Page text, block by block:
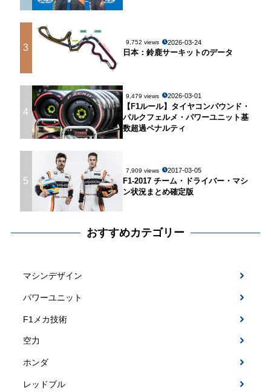
3 9,752 views 2026-03-24
日本：鈴鹿サーキットのデータ
4
9,479 views 2026-03-01
【F1ルール】タイヤコンパウンド・
パルクフェルメ・パワーユニット基
数超過ペナルティ
5
7,909 views 2017-03-05
F1-2017 チーム・ドライバー・マシ
ン状況まとめ確定版
おすすめカテゴリー
マシンデザイン
パワーユニット
F1メカ技術
空力
ホンダ
レッドブル